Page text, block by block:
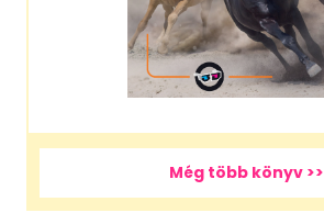
Még több könyv >>